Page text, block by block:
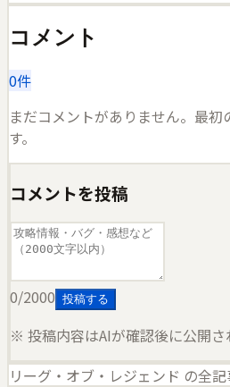
コメント
0件
まだコメントがありません。最
す。
コメントを投稿
0/2000 投稿する
※ 投稿内容はAIが確認後に公開さ
リーグ・オブ・レジェンド の全